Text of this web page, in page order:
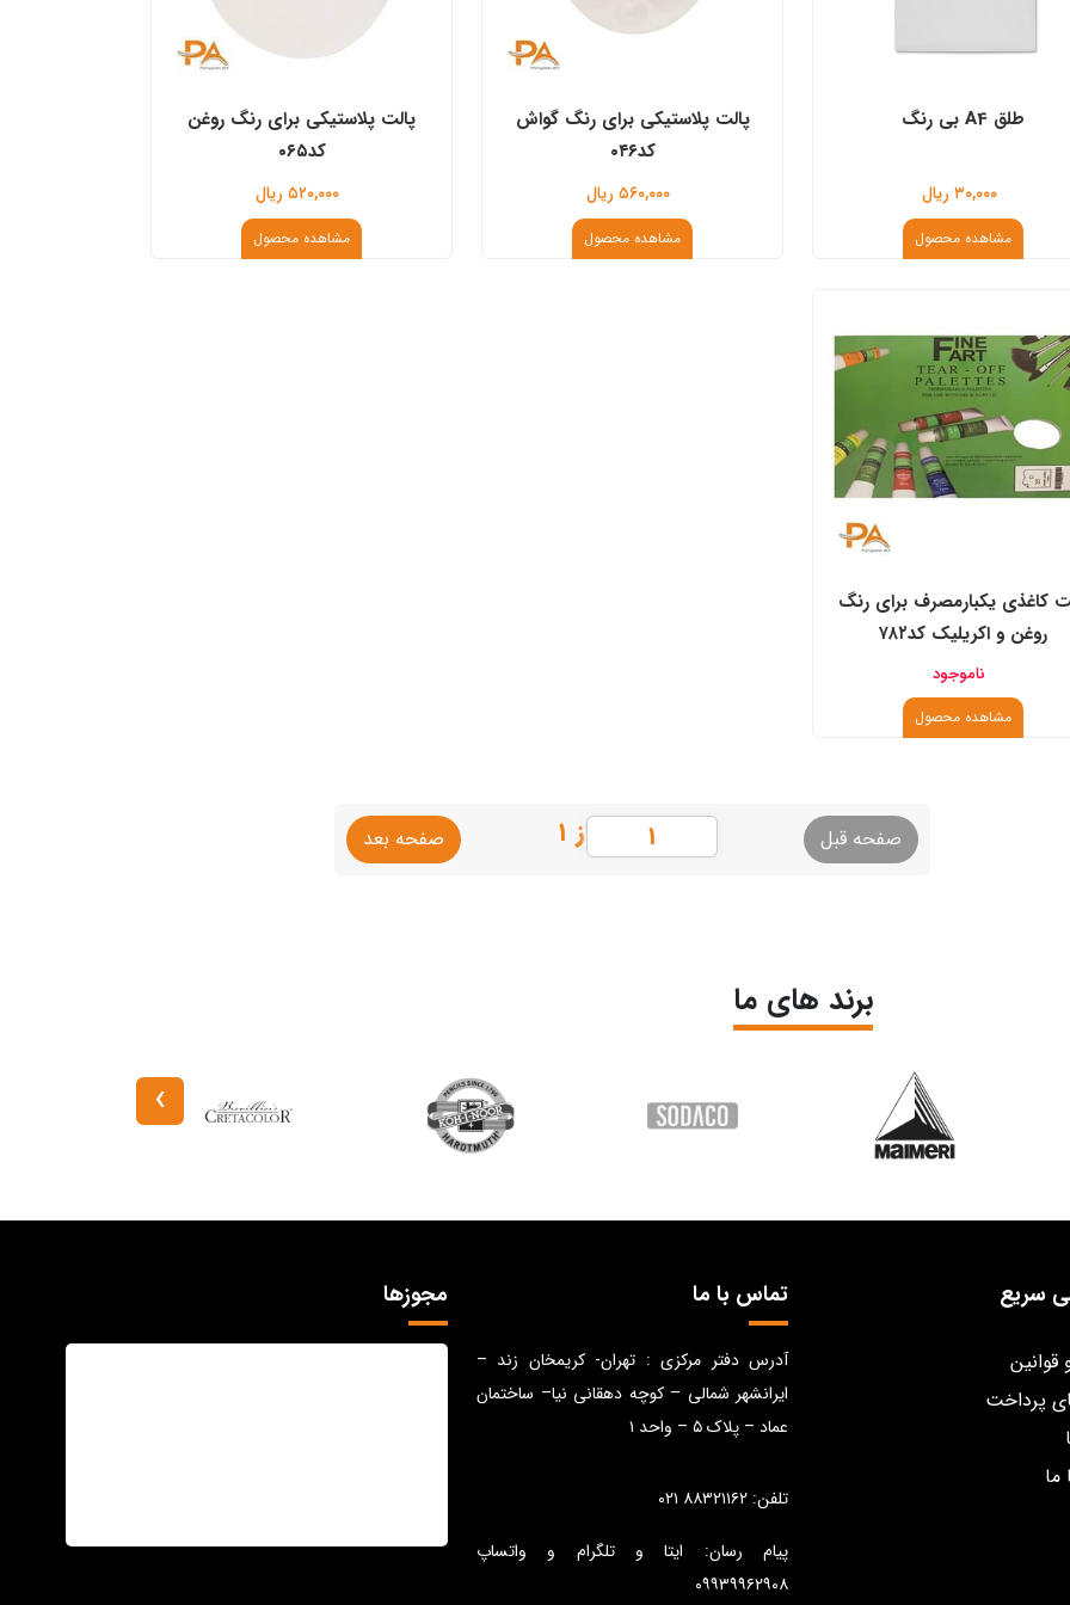
طلق A4 بی رنگ
۳۰,۰۰۰ ریال
مشاهده محصول
پالت پلاستیکی برای رنگ گواش
کد۰۴۶
۵۶۰,۰۰۰ ریال
مشاهده محصول
پالت پلاستیکی برای رنگ روغن
کد۰۶۵
۵۲۰,۰۰۰ ریال
مشاهده محصول
کاغذی یکبارمصرف برای رنگ
روغن و اکریلیک کد۷۸۲
ناموجود
مشاهده محصول
صفحه قبل از ۱ صفحه بعد
برند های ما
›
سریع
پرداخت
ما
تماس با ما
آدرس دفتر مرکزی : تهران- کریمخان زند –
ایرانشهر شمالی – کوچه دهقانی نیا– ساختمان
عماد – پلاک ۵ – واحد ۱
تلفن: ۸۸۳۲۱۱۶۲ ۰۲۱
پیام رسان: ایتا و تلگرام و واتساپ
۰۹۹۳۹۹۶۲۹۰۸
مجوزها